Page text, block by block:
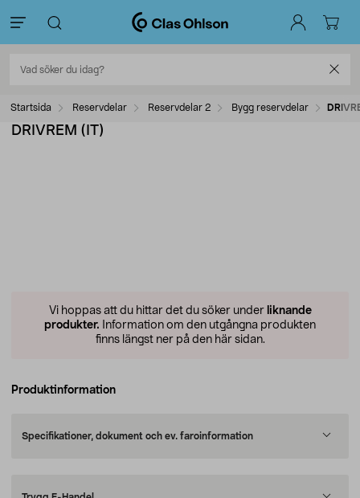
Startsida Reservdelar Reservdelar 2 Bygg reservdelar
DRIVREM (IT)
Vi hoppas att du hittar det du söker under liknande
produkter. Information om den utgångna produkten
finns längst ner på den här sidan.
Produktinformation
Specifikationer, dokument och ev. faroinformation